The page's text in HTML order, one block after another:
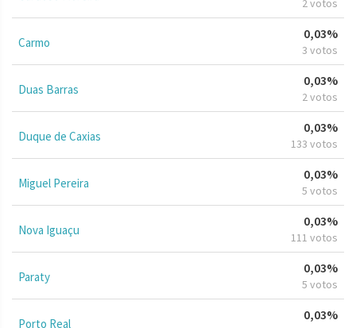
Carmo
0,03%
3 votos
Duas Barras
0,03%
2 votos
Duque de Caxias
0,03%
133 votos
Miguel Pereira
0,03%
5 votos
Nova Iguaçu
0,03%
111 votos
Paraty
0,03%
5 votos
Porto Real
0,03%